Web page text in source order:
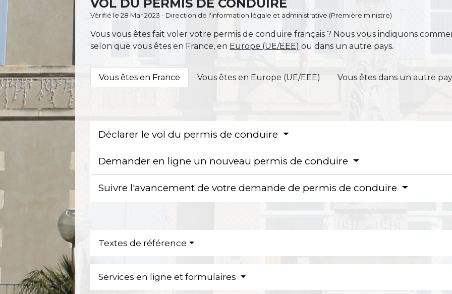
VOL DU PERMIS DE CONDUIRE
Vérifié le 28 Mar 2023 - Direction de l'information légale et administrative (Première ministre)
Vous vous êtes fait voler votre permis de conduire français ? Nous vous indiquons
selon que vous êtes en France, en Europe (UE/EEE) ou dans un autre pays.
Vous êtes en France Vous êtes en Europe (UE/EEE) Vous êtes dans un autre
Déclarer le vol du permis de conduire
Demander en ligne un nouveau permis de conduire
Suivre l'avancement de votre demande de permis de conduire
Textes de référence
Services en ligne et formulaires